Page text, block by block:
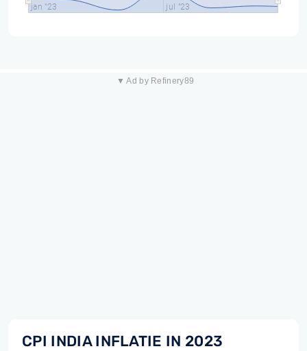
jan "23 jul "23
▼ Ad by Refinery89
CPI INDIA INFLATIE IN 2023